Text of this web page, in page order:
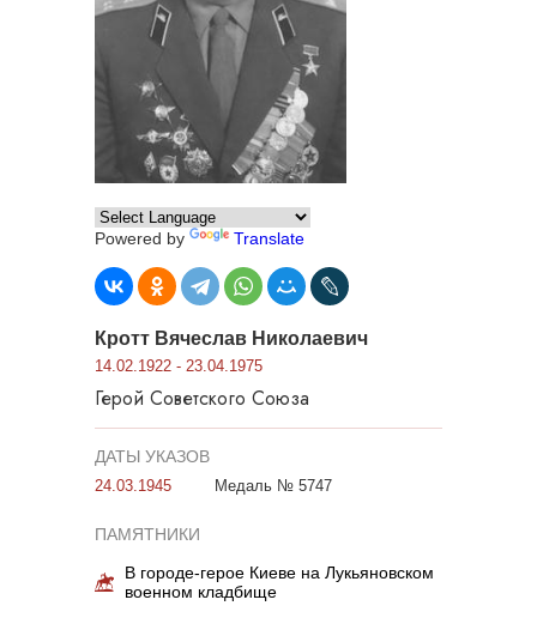
Powered by Translate
Кротт Вячеслав Николаевич
14.02.1922 - 23.04.1975
Герой Советского Союза
ДАТЫ УКАЗОВ
24.03.1945 Медаль № 5747
ПАМЯТНИКИ
В городе-герое Киеве на Лукьяновском
военном кладбище